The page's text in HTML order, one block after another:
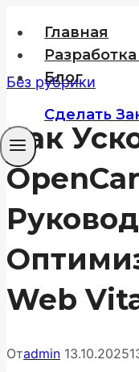
содержимому
Главная
Блог
Сделать
Без рубрики
Как
Web
Отadmin 13.10.2025